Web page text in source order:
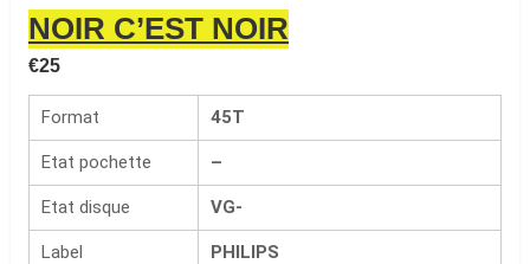
NOIR C’EST NOIR
€25
Format 45T
Etat pochette –
Etat disque VG-
Label PHILIPS